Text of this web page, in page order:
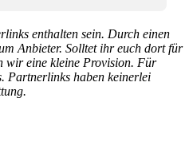
enthalten sein. Durch einen
Anbieter. Solltet ihr euch dort für
wir eine kleine Provision. Für
Partnerlinks haben keinerlei